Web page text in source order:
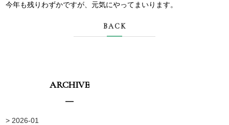
今年も残りわずかですが、元気にやってまいります。
BACK
ARCHIVE
> 2026-01